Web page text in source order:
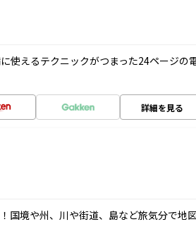
使えるテクニックがつまった24ページの
詳細を見る
国境や州、川や街道、島など旅気分で地